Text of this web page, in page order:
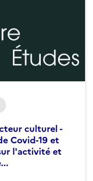
culturel -
Covid-19 et
l'activité et